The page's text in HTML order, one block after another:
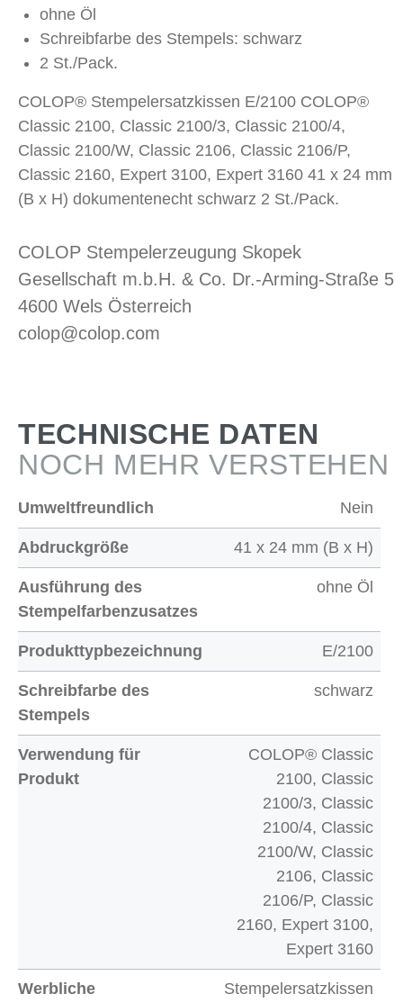
ohne Öl
Schreibfarbe des Stempels: schwarz
2 St./Pack.
COLOP® Stempelersatzkissen E/2100 COLOP®
Classic 2100, Classic 2100/3, Classic 2100/4,
Classic 2100/W, Classic 2106, Classic 2106/P,
Classic 2160, Expert 3100, Expert 3160 41 x 24 mm
(B x H) dokumentenecht schwarz 2 St./Pack.
COLOP Stempelerzeugung Skopek
Gesellschaft m.b.H. & Co. Dr.-Arming-Straße 5
4600 Wels Österreich
colop@colop.com
TECHNISCHE DATEN
NOCH MEHR VERSTEHEN
Umweltfreundlich Nein
Abdruckgröße 41 x 24 mm (B x H)
Ausführung des
Stempelfarbenzusatzes
ohne Öl
Produkttypbezeichnung E/2100
Schreibfarbe des
Stempels
schwarz
Verwendung für
Produkt
COLOP® Classic
2100, Classic
2100/3, Classic
2100/4, Classic
2100/W, Classic
2106, Classic
2106/P, Classic
2160, Expert 3100,
Expert 3160
Werbliche Stempelersatzkissen